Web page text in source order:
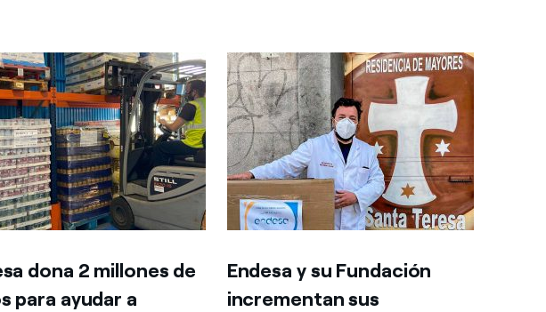
dona 2 millones de
para ayudar a
Endesa y su Fundación
incrementan sus